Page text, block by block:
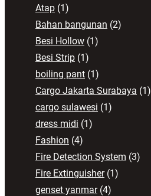
Atap (1)
Bahan bangunan (2)
Besi Hollow (1)
Besi Strip (1)
boiling pant (1)
Cargo Jakarta Surabaya (1)
cargo sulawesi (1)
dress midi (1)
Fashion (4)
Fire Detection System (3)
Fire Extinguisher(1)
genset yanmar(4)